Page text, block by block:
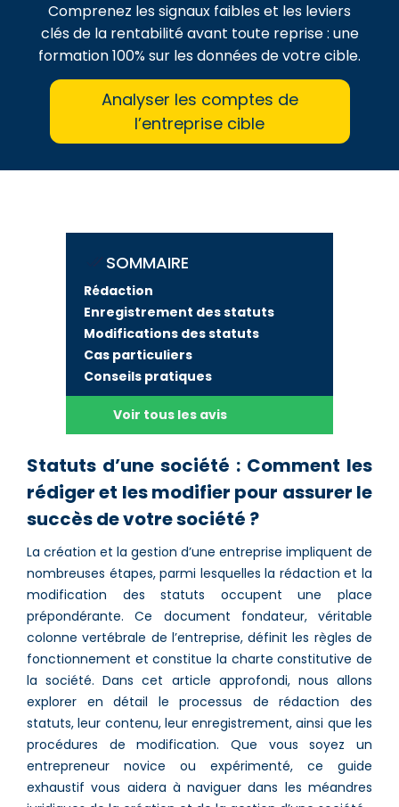
Comprenez les signaux faibles et les leviers
clés de la rentabilité avant toute reprise : une
formation 100% sur les données de votre cible.
Analyser les comptes de
l’entreprise cible
SOMMAIRE
Rédaction
Enregistrement des statuts
Modifications des statuts
Cas particuliers
Conseils pratiques
Voir tous les avis
Statuts d’une société : Comment les
rédiger et les modifier pour assurer le
succès de votre société ?
La création et la gestion d’une entreprise impliquent de
nombreuses étapes, parmi lesquelles la rédaction et la
modification des statuts occupent une place
prépondérante. Ce document fondateur, véritable
colonne vertébrale de l’entreprise, définit les règles de
fonctionnement et constitue la charte constitutive de
la société. Dans cet article approfondi, nous allons
explorer en détail le processus de rédaction des
statuts, leur contenu, leur enregistrement, ainsi que les
procédures de modification. Que vous soyez un
entrepreneur novice ou expérimenté, ce guide
exhaustif vous aidera à naviguer dans les méandres